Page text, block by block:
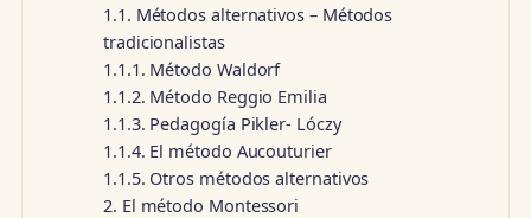
1.1. Métodos alternativos – Métodos
tradicionalistas
1.1.1. Método Waldorf
1.1.2. Método Reggio Emilia
1.1.3. Pedagogía Pikler- Lóczy
1.1.4. El método Aucouturier
1.1.5. Otros métodos alternativos
2. El método Montessori